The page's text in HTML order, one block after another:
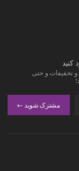
کنید
و تخفیفات و حتی
مشترک شوید